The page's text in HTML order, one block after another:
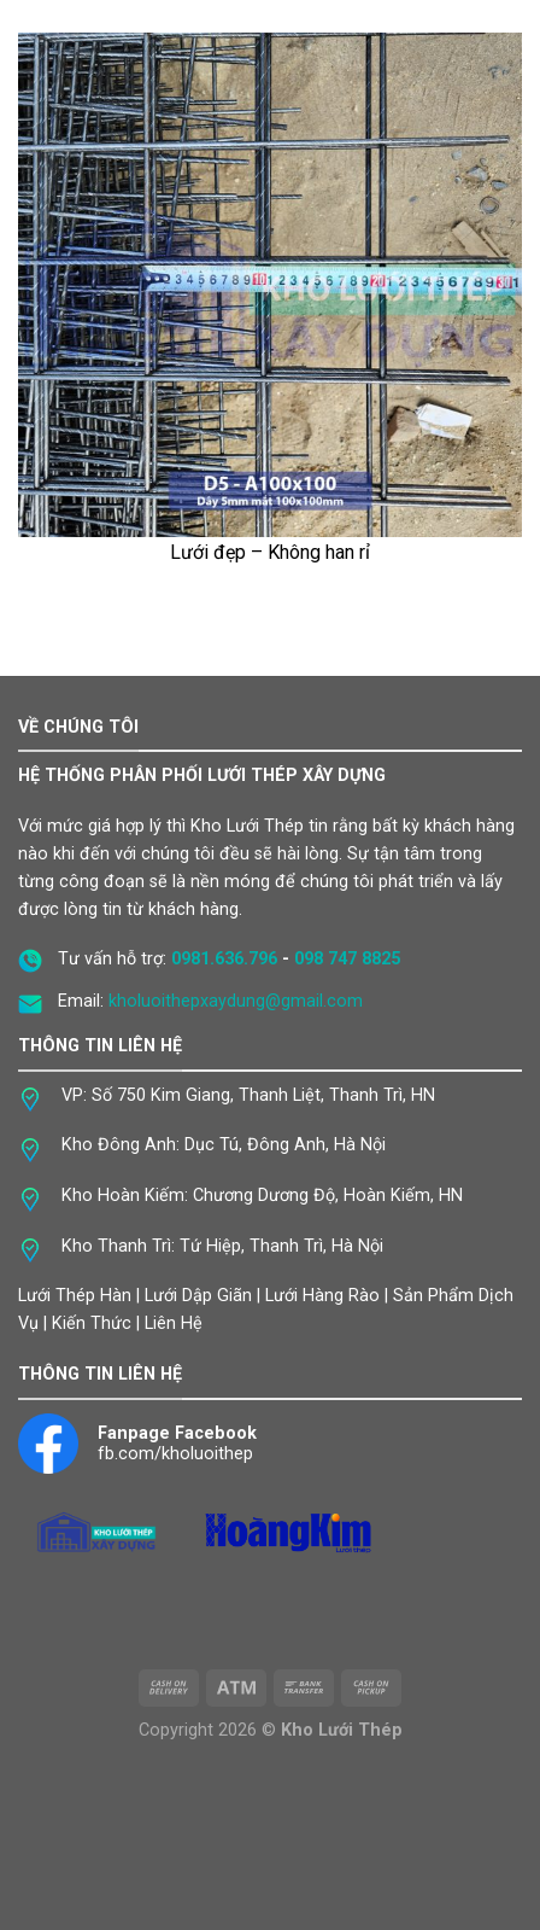
Lưới đẹp – Không han rỉ
VỀ CHÚNG TÔI
HỆ THỐNG PHÂN PHỐI LƯỚI THÉP XÂY DỰNG
Với mức giá hợp lý thì Kho Lưới Thép tin rằng bất kỳ khách hàng
nào khi đến với chúng tôi đều sẽ hài lòng. Sự tận tâm trong
từng công đoạn sẽ là nền móng để chúng tôi phát triển và lấy
được lòng tin từ khách hàng.
Tư vấn hỗ trợ: 0981.636.796- 098 747 8825
Email: kholuoithepxaydung@gmail.com
THÔNG TIN LIÊN HỆ
VP: Số 750 Kim Giang, Thanh Liệt, Thanh Trì, HN
Kho Đông Anh: Dục Tú, Đông Anh, Hà Nội
Kho Hoàn Kiếm: Chương Dương Độ, Hoàn Kiếm, HN
Kho Thanh Trì: Tứ Hiệp, Thanh Trì, Hà Nội
Lưới Thép Hàn | Lưới Dập Giãn | Lưới Hàng Rào | Sản Phẩm Dịch
Vụ | Kiến Thức | Liên Hệ
THÔNG TIN LIÊN HỆ
Fanpage Facebook
fb.com/kholuoithep
Copyright 2026 © Kho Lưới Thép
Liên hệ báo giá